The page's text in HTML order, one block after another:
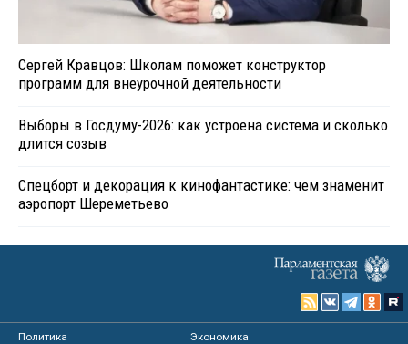
Сергей Кравцов: Школам поможет конструктор
программ для внеурочной деятельности
Выборы в Госдуму-2026: как устроена система и сколько
длится созыв
Спецборт и декорация к кинофантастике: чем знаменит
аэропорт Шереметьево
Политика
Экономика